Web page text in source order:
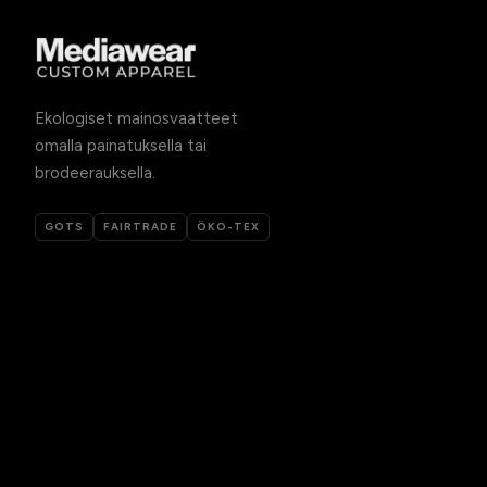
Ekologiset mainosvaatteet
omalla painatuksella tai
brodeerauksella.
GOTS FAIRTRADE ÖKO-TEX